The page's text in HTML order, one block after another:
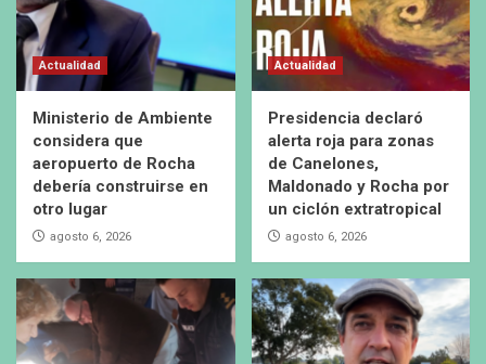
Actualidad
Ministerio de Ambiente
considera que
aeropuerto de Rocha
debería construirse en
otro lugar
agosto 6, 2026
Actualidad
Presidencia declaró
alerta roja para zonas
de Canelones,
Maldonado y Rocha por
un ciclón extratropical
agosto 6, 2026